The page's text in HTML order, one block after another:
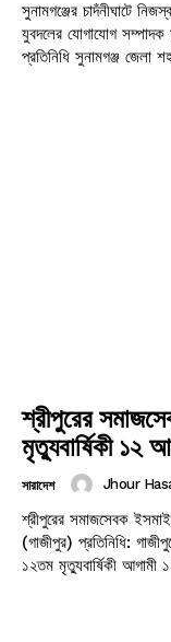
সারাদেশ
সুনামগঞ্জের চাদঁনীঘাটে
যুবদলের যোগাযোগ সম্পাদক সুজন
প্রতিনিধি সুনামগঞ্জ জেলা
শ্রীপুরের
মৃত্যুবার্ষিকী ১২
সারাদেশ Jhour
শ্রীপুরের সমাজসেবক
(গাজীপুর) প্রতিনিধি:
১২তম মৃত্যুবার্ষিকী